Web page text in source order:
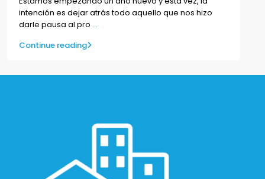
intención es dejar atrás todo aquello que nos hizo
darle pausa al pro ...
Continue reading